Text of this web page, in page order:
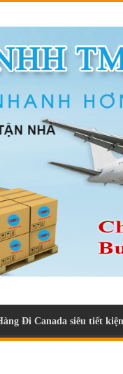
Đi Canada siêu tiết